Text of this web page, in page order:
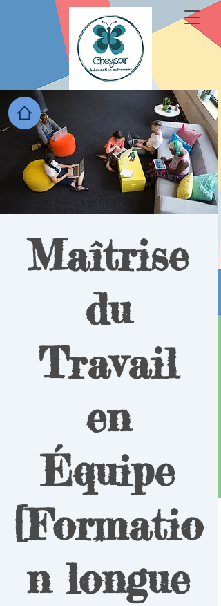
Maîtrise
du
Travail
en
Équipe
[Formatio
n longue